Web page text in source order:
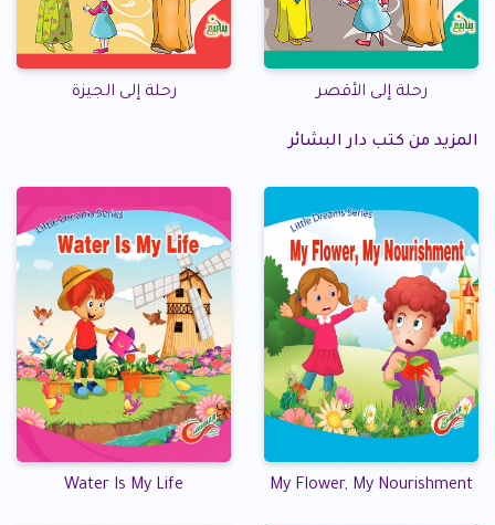
رحلة إلى الأقصر رحلة إلى الجيزة
المزيد من كتب دار البشائر
My Flower, My Nourishment
Water Is My Life